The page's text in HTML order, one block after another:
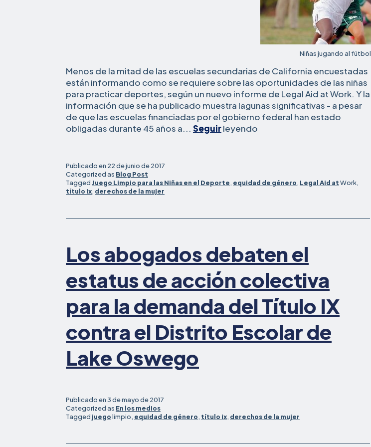
Niñas jugando al fútbol
Menos de la mitad de las escuelas secundarias de California encuestadas
están informando como se requiere sobre las oportunidades de las niñas
para practicar deportes, según un nuevo informe de Legal Aid at Work. Y la
información que se ha publicado muestra lagunas significativas - a pesar
de que las escuelas financiadas por el gobierno federal han estado
obligadas durante 45 años a... Seguirleyendo
informan
equidad
en
los
deportes
como
se
requiere:
Informe
Publicado en 22 de junio de 2017
Categorized as Blog Post
Tagged Juego Limpio para las Niñas en el Deporte, equidad de género, Legal Aid atWork,
título ix, derechos de la mujer
Los abogados debaten el
estatus de acción colectiva
para la demanda del Título IX
contra el Distrito Escolar de
Lake Oswego
Publicado en3 de mayo de 2017
Categorized as En los medios
Tagged juegolimpio, equidad de género, título ix, derechos de la mujer